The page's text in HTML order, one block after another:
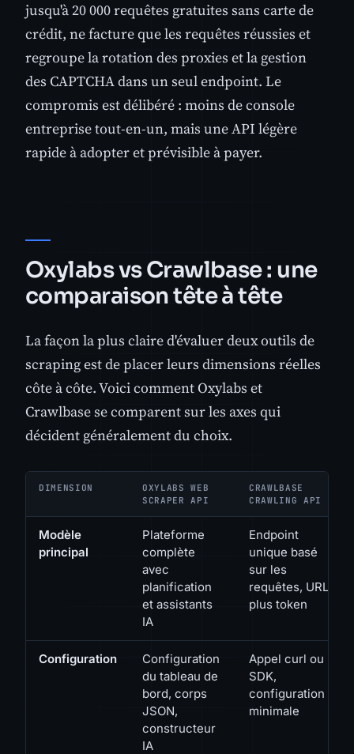
jusqu'à 20 000 requêtes gratuites sans carte de
crédit, ne facture que les requêtes réussies et
regroupe la rotation des proxies et la gestion
des CAPTCHA dans un seul endpoint. Le
compromis est délibéré : moins de console
entreprise tout-en-un, mais une API légère
rapide à adopter et prévisible à payer.
Oxylabs vs Crawlbase : une
comparaison tête à tête
La façon la plus claire d'évaluer deux outils de
scraping est de placer leurs dimensions réelles
côte à côte. Voici comment Oxylabs et
Crawlbase se comparent sur les axes qui
décident généralement du choix.
DIMENSION
OXYLABS WEB
SCRAPER API
CRAWLBASE
CRAWLING API
Modèle
principal
Plateforme
complète
avec
planification
et assistants
IA
Endpoint
unique basé
sur les
requêtes, URL
plus token
Configuration
Configuration
du tableau de
bord, corps
JSON,
constructeur
IA
Appel curl ou
SDK,
configuration
minimale